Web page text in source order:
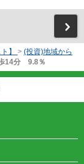
】 > (投資)地域から
14分 9.8％